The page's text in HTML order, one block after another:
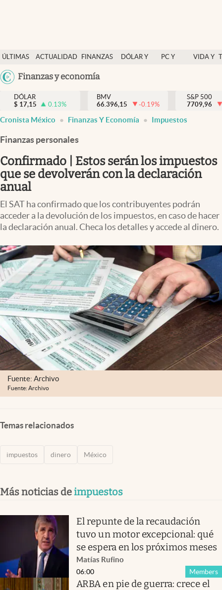
ÚLTIMAS
NOTICIAS
ACTUALIDAD
FINANZAS
DÓLAR Y
PC Y
VIDA Y
México
Finanzas y economía
Actualidad
Finanzas y economía
Dólar y mercados
Pc y celular
Vida y estilo
Tv
Clima
Espiritualidad
Mediakit
abre en nueva pestaña
México
DÓLAR
$ 17,15 0.13%
BMV
66.396,15
-0.19%
S&P 500
7709,96
Cronista México Finanzas Y Economía Impuestos
Finanzas personales
Confirmado | Estos serán los impuestos
que se devolverán con la declaración
anual
El SAT ha confirmado que los contribuyentes podrán
acceder a la devolución de los impuestos, en caso de hacer
la declaración anual. Checa los detalles y accede al dinero.
Fuente: Archivo
Fuente: Archivo
Temas relacionados
impuestos dinero México
Más noticias deimpuestos
El repunte de la recaudación
tuvo un motor excepcional: qué
se espera en los próximos meses
Matías Rufino
Members
06:00
ARBA en pie de guerra: crece el